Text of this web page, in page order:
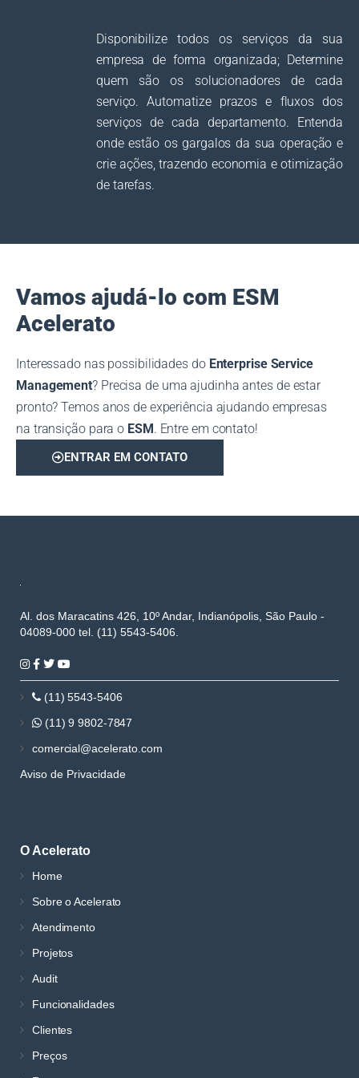
Disponibilize todos os serviços da sua
empresa de forma organizada; Determine
quem são os solucionadores de cada
serviço. Automatize prazos e fluxos dos
serviços de cada departamento. Entenda
onde estão os gargalos da sua operação e
crie ações, trazendo economia e otimização
de tarefas.
Vamos ajudá-lo com ESM
Acelerato
Interessado nas possibilidades do Enterprise Service
Management? Precisa de uma ajudinha antes de estar
pronto? Temos anos de experiência ajudando empresas
na transição para o ESM. Entre em contato!
ENTRAR EM CONTATO
Al. dos Maracatins 426, 10º Andar, Indianópolis, São Paulo -
04089-000 tel. (11) 5543-5406.
(11) 5543-5406
(11) 9 9802-7847
comercial@acelerato.com
Aviso de Privacidade
O Acelerato
Home
Sobre o Acelerato
Atendimento
Projetos
Audit
Funcionalidades
Clientes
Preços